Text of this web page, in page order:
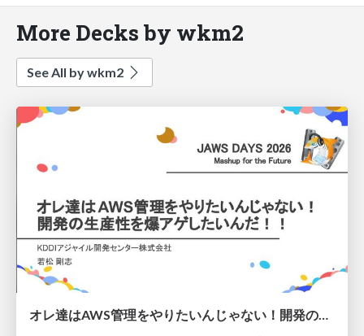
More Decks by wkm2
See All by wkm2
オレ達はAWS管理をやりたいんじゃない！開発の生産性を爆アゲしたいんだ！！